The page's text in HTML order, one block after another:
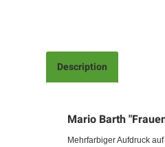
Description
Mario Barth
Mehrfarbiger Aufdruck